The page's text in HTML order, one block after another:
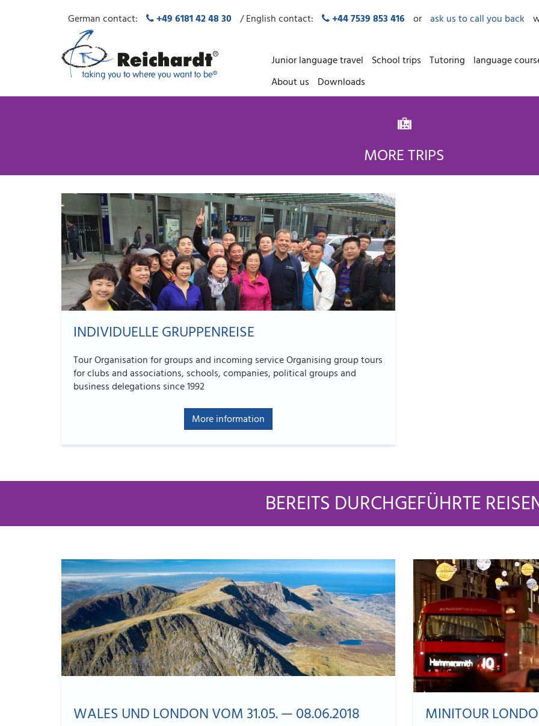
German contact: +49 6181 42 48 30 / English contact: +44 7539 853 416 or ask us to call you back
Junior language travel School trips Tutoring
language
About us
Downloads
MORE TRIPS
INDIVIDUELLE GRUPPENREISE
Tour Organisation for groups and incoming service Organising group tours
for clubs and associations, schools, companies, political groups and
business delegations since 1992
More information
BEREITS DURCHGEFÜHRTE
WALES UND LONDON VOM 31.05. — 08.06.2018 MINITOUR